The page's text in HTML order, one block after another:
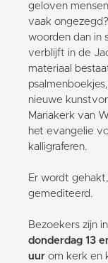
geloven
vaak
woorden dan in
verblijft in de
materiaal
nieuwe
Mariakerk van
het evangelie
kalligraferen.
Er wordt
gemediteerd.
Bezoekers zijn
donderdag 13
uur om kerk en